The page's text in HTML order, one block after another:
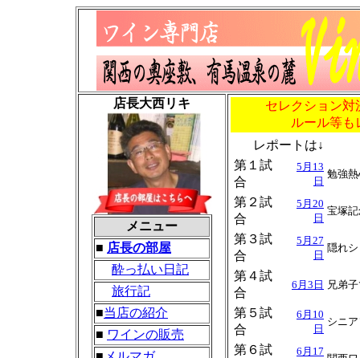
店長大西リキ
メニュー
■ 店長の部屋
酔っ払い日記
旅行記
■当店の紹介
■ ワインの販売
セレクション対
ルール等も
レポートは↓
第１試
合
5月13
日
勉強
第２試
合
5月20
日
宝塚
第３試
合
5月27
日
隠れ
第４試
合
6月3日 兄弟
第５試
合
6月10
日
シニ
第６試
6月17